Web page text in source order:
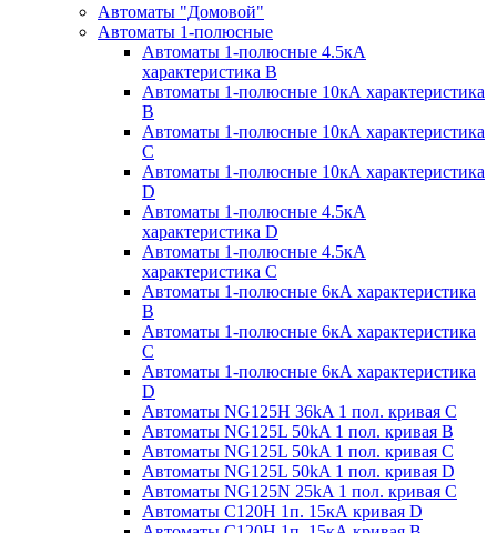
Автоматы "Домовой"
Автоматы 1-полюсные
Автоматы 1-полюсные 4.5кА
характеристика В
Автоматы 1-полюсные 10кА характеристика
B
Автоматы 1-полюсные 10кА характеристика
C
Автоматы 1-полюсные 10кА характеристика
D
Автоматы 1-полюсные 4.5кА
характеристика D
Автоматы 1-полюсные 4.5кА
характеристика С
Автоматы 1-полюсные 6кА характеристика
B
Автоматы 1-полюсные 6кА характеристика
C
Автоматы 1-полюсные 6кА характеристика
D
Автоматы NG125H 36kA 1 пол. кривая C
Автоматы NG125L 50kA 1 пол. кривая B
Автоматы NG125L 50kA 1 пол. кривая C
Автоматы NG125L 50kA 1 пол. кривая D
Автоматы NG125N 25kA 1 пол. кривая C
Автоматы С120H 1п. 15кА кривая D